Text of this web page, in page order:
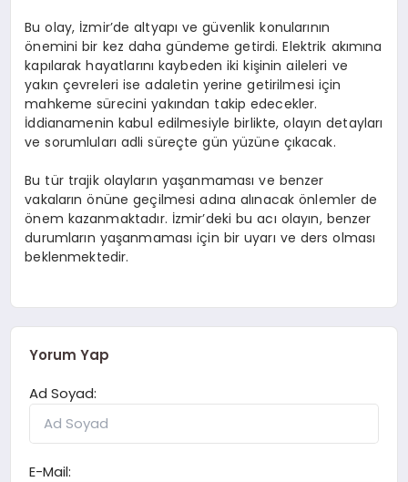
Bu olay, İzmir’de altyapı ve güvenlik konularının
önemini bir kez daha gündeme getirdi. Elektrik akımına
kapılarak hayatlarını kaybeden iki kişinin aileleri ve
yakın çevreleri ise adaletin yerine getirilmesi için
mahkeme sürecini yakından takip edecekler.
İddianamenin kabul edilmesiyle birlikte, olayın detayları
ve sorumluları adli süreçte gün yüzüne çıkacak.
Bu tür trajik olayların yaşanmaması ve benzer
vakaların önüne geçilmesi adına alınacak önlemler de
önem kazanmaktadır. İzmir’deki bu acı olayın, benzer
durumların yaşanmaması için bir uyarı ve ders olması
beklenmektedir.
Yorum Yap
Ad Soyad:
E-Mail: